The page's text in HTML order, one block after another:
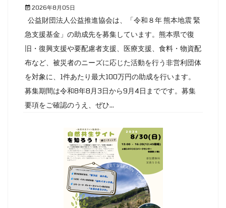
2026年8月05日
公益財団法人公益推進協会は、「令和８年 熊本地震 緊
急支援基金」の助成先を募集しています。熊本県で復
旧・復興支援や要配慮者支援、医療支援、食料・物資配
布など、被災者のニーズに応じた活動を行う非営利団体
を対象に、1件あたり最大100万円の助成を行います。
募集期間は令和8年8月3日から9月4日までです。募集
要項をご確認のうえ、ぜひ...